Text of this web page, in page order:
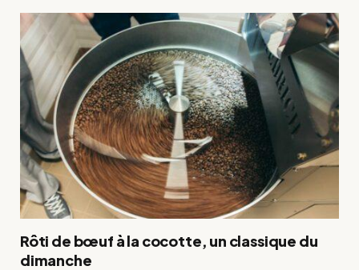
Rôti de bœuf à la cocotte, un classique du
dimanche